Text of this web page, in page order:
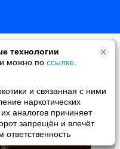
технологии
можно по ссылке
и связанная с ними
наркотических
аналогов причиняет
запрещён и влечёт
ответственность